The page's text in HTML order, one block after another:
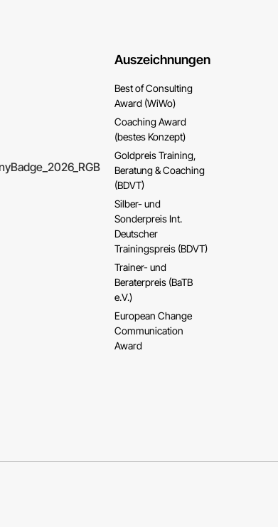
Auszeichnungen
Best of Consulting
Award (WiWo)
Coaching Award
(bestes Konzept)
Goldpreis Training,
Beratung & Coaching
(BDVT)
Silber- und
Sonderpreis Int.
Deutscher
Trainingspreis (BDVT)
Trainer- und
Beraterpreis (BaTB
e.V.)
European Change
Communication
Award